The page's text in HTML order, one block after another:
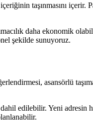
taşınmasını
daha ekonomik
şekilde sunuyoruz.
asansörlü
edilebilir. Yeni